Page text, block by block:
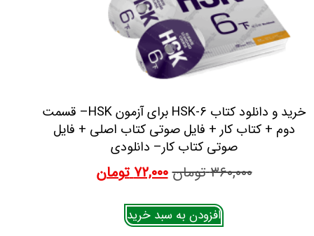
خرید و دانلود کتاب HSK-6 برای آزمون HSK– قسمت
دوم + کتاب کار + فایل صوتی کتاب اصلی + فایل
صوتی کتاب کار– دانلودی
۳۶۰,۰۰۰تومان۷۲,۰۰۰تومان
افزودن به سبد خرید